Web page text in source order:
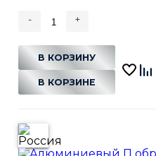
- +
В КОРЗИНУ
В КОРЗИНЕ